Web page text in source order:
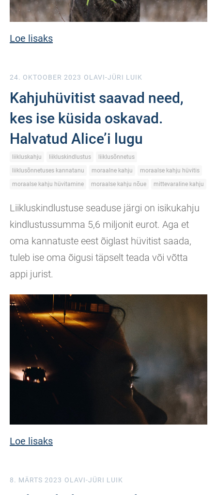
Loe lisaks
24. OKTOOBER 2023 OLAVI-JÜRI LUIK
Kahjuhüvitist saavad need,
kes ise küsida oskavad.
Halvatud Alice’i lugu
liikluskahju liikluskindlustus
liiklusõnnetus
liiklusõnnetuses kannatanu
moraalne kahju
moraalse kahju hüvitis
moraalse kahju hüvitamine
moraalse kahju nõue mittevaraline kahju
Liikluskindlustuse seaduse järgi on isikukahju
kindlustussumma 5,6 miljonit eurot. Aga et
oma kannatuste eest õiglast hüvitist saada,
tuleb ise oma õigusi täpselt teada või võtta
appi jurist.
Loe lisaks
8. MÄRTS 2023 OLAVI-JÜRI LUIK